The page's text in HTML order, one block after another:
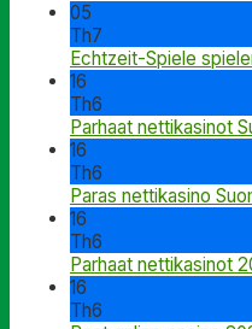
05
Th7
Echtzeit-Spiele
16
Th6
Parhaat nettikasinot
16
Th6
Paras nettikasino
16
Th6
Parhaat nettikasinot
16
Th6